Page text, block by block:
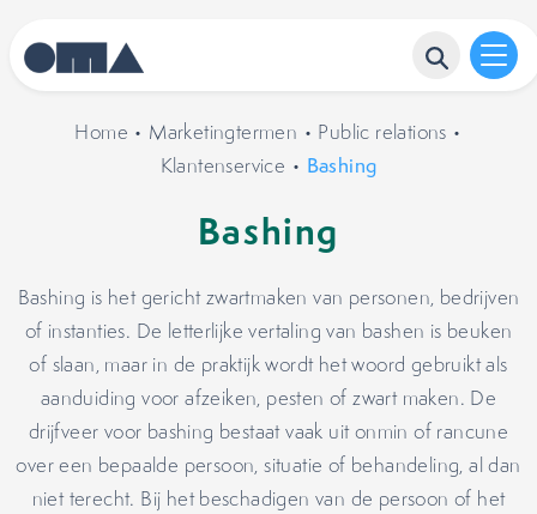
Home • Marketingtermen • Public relations •
Klantenservice • Bashing
Bashing
Bashing is het gericht zwartmaken van personen, bedrijven
of instanties. De letterlijke vertaling van bashen is beuken
of slaan, maar in de praktijk wordt het woord gebruikt als
aanduiding voor afzeiken, pesten of zwart maken. De
drijfveer voor bashing bestaat vaak uit onmin of rancune
over een bepaalde persoon, situatie of behandeling, al dan
niet terecht. Bij het beschadigen van de persoon of het